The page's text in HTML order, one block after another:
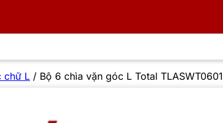
chữ L / Bộ 6 chìa vặn góc L Total TLASWT0601